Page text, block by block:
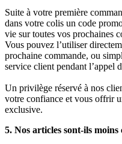
Suite à votre première
dans votre colis un code
vie sur toutes vos prochaines
Vous pouvez l’utiliser
prochaine commande, ou
service client pendant l’appel
Un privilège réservé à nos
votre confiance et vous offrir
exclusive.
5. Nos articles sont-ils moins